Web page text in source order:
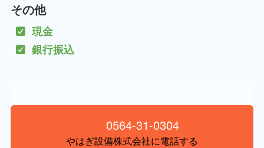
その他
現金
銀行振込
0564-31-0304
やはぎ設備株式会社に電話する